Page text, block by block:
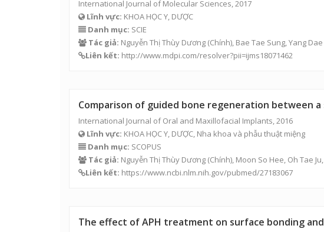
International Journal of Molecular Sciences, 2017
Lĩnh vực: KHOA HỌC Y, DƯỢC
Danh mục: SCIE
Tác giả: Nguyễn Thị Thùy Dương (Chính), Bae Tae Sung, Yang
Liên kết: http://www.mdpi.com/resolver?pii=ijms18071462
Comparison of guided bone regeneration between
International Journal of Oral and Maxillofacial Implants, 2016
Lĩnh vực: KHOA HỌC Y, DƯỢC, Nha khoa và phẫu thuật miệng
Danh mục: SCOPUS
Tác giả: Nguyễn Thị Thùy Dương (Chính), Moon So Hee, Oh Tae
Liên kết: https://www.ncbi.nlm.nih.gov/pubmed/27183067
The effect of APH treatment on surface bonding